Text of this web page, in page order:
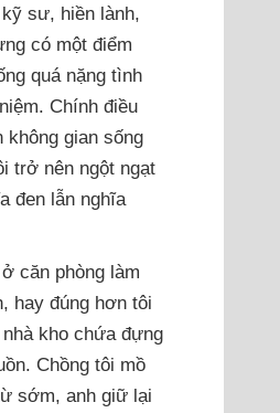
sư, hiền lành,
có một điểm
quá nặng tình
Chính điều
không gian sống
trở nên ngột ngạt
đen lẫn nghĩa
căn phòng làm
hay đúng hơn tôi
kho chứa đựng
Chồng tôi mồ
sớm, anh giữ lại